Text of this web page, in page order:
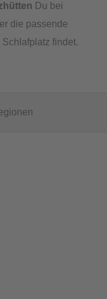
Du bei
die passende
findet.